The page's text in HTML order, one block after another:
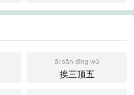
āi sān dǐng wǔ
挨三顶五